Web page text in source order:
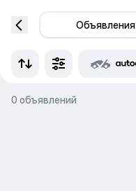
Объявления
0 объявлений